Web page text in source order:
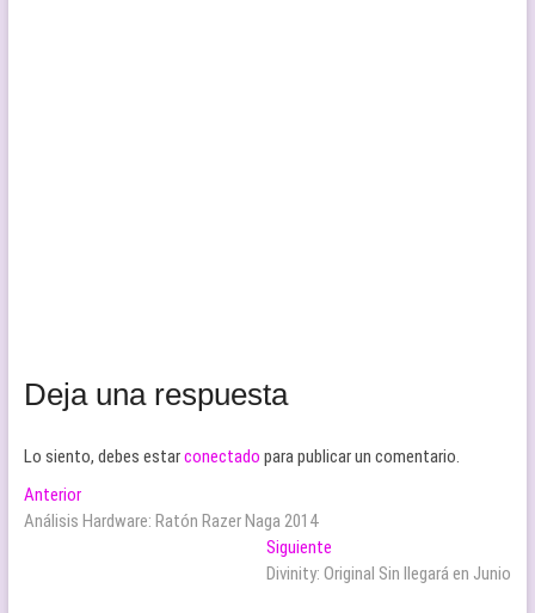
Deja una respuesta
Lo siento, debes estarconectado para publicar un comentario.
Navegación
de
AnteriorEntrada
anterior:
Análisis Hardware: Ratón Razer Naga 2014
Siguiente
siguiente:
Divinity: Original Sin llegará en Junio